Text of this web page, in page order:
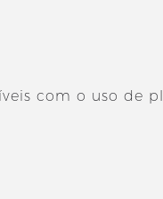
com o uso de